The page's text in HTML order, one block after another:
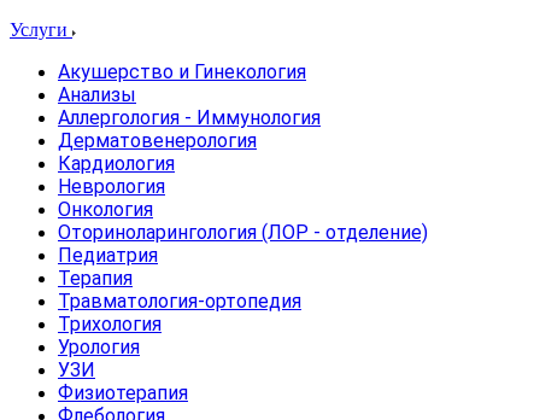
Услуги
Акушерство и Гинекология
Анализы
Аллергология - Иммунология
Дерматовенерология
Кардиология
Неврология
Онкология
Оториноларингология (ЛОР - отделение)
Педиатрия
Терапия
Травматология-ортопедия
Трихология
Урология
УЗИ
Физиотерапия